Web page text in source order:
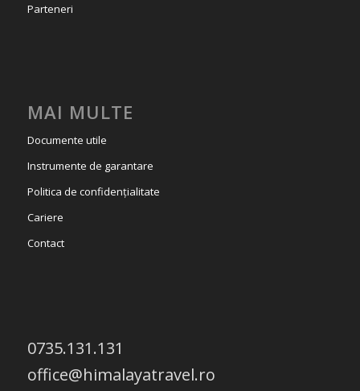
Parteneri
MAI MULTE
Documente utile
Instrumente de garantare
Politica de confidențialitate
Cariere
Contact
0735.131.131
office@himalayatravel.ro